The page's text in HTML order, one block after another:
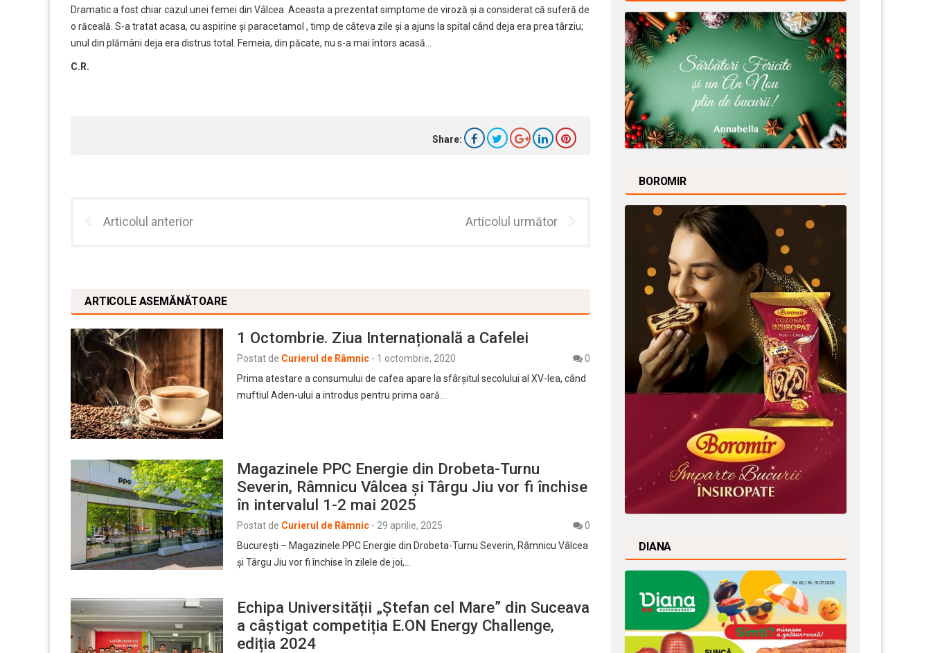
Dramatic a fost chiar cazul unei femei din Vâlcea. Aceasta a prezentat simptome de viroză și a considerat că suferă de
o răceală. S-a tratat acasa, cu aspirine și paracetamol , timp de câteva zile și a ajuns la spital când deja era prea târziu;
unul din plămâni deja era distrus total. Femeia, din păcate, nu s-a mai întors acasă…
C.R.
Share:
Articolul anterior Articolul următor
ARTICOLE ASEMĂNĂTOARE
1 Octombrie. Ziua Internațională a Cafelei
Postat de Curierul de Râmnic - 1 octombrie, 2020
0
Prima atestare a consumului de cafea apare la sfârșitul secolului al XV-lea, când
muftiul Aden-ului a introdus pentru prima oară…
Magazinele PPC Energie din Drobeta-Turnu
Severin, Râmnicu Vâlcea și Târgu Jiu vor fi închise
în intervalul 1-2 mai 2025
Postat de Curierul de Râmnic - 29 aprilie, 2025
0
București – Magazinele PPC Energie din Drobeta-Turnu Severin, Râmnicu Vâlcea
și Târgu Jiu vor fi închise în zilele de joi,…
Echipa Universității „Ștefan cel Mare” din Suceava
a câștigat competiția E.ON Energy Challenge,
ediția 2024
BOROMIR
DIANA